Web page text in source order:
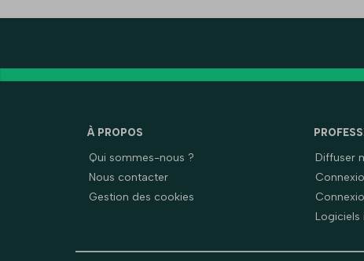
À PROPOS
Qui sommes-nous ?
Nous contacter
Gestion des cookies
Diffuser
Logiciels